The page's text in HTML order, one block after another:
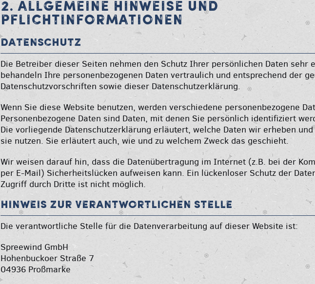
2. ALLGEMEINE HINWEISE UND
PFLICHTINFORMATIONEN
Datenschutz
Die Betreiber dieser Seiten nehmen den Schutz Ihrer persönlichen Daten sehr
behandeln Ihre personenbezogenen Daten vertraulich und entsprechend der
Datenschutzvorschriften sowie dieser Datenschutzerklärung.
Wenn Sie diese Website benutzen, werden verschiedene personenbezogene
Personenbezogene Daten sind Daten, mit denen Sie persönlich identifiziert
Die vorliegende Datenschutzerklärung erläutert, welche Daten wir erheben
sie nutzen. Sie erläutert auch, wie und zu welchem Zweck das geschieht.
Wir weisen darauf hin, dass die Datenübertragung im Internet (z.B. bei der
per E-Mail) Sicherheitslücken aufweisen kann. Ein lückenloser Schutz der
Zugriff durch Dritte ist nicht möglich.
Hinweis zur verantwortlichen Stelle
Die verantwortliche Stelle für die Datenverarbeitung auf dieser Website ist:
Spreewind GmbH
Hohenbuckoer Straße 7
04936 Proßmarke